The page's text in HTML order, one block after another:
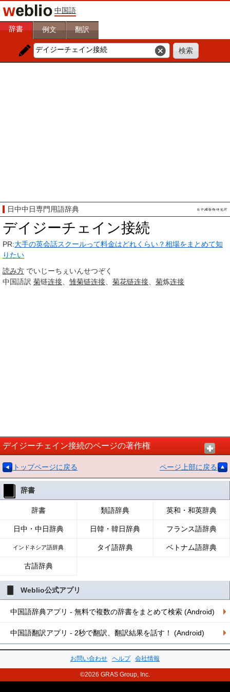
中国語
辞書 例文 翻訳
日中中日専門用語辞典
デイジーチェイン接続
PR:大手の英会話スクールって料金はどれくらい？相場をまとめて知
りたい
読み方 でいじーちぇいんせつぞく
中国語訳 菊链连接 雏菊链连接 菊花链连接 菊炼连接
デイジーチェイン接続のページの著作権
トップページに戻る ページ上部に戻る
辞書
辞書 類語辞典 英和・和英辞典
日中・中日辞典 日韓・韓日辞典 フランス語辞典
インドネシア語辞典 タイ語辞典 ベトナム語辞典
古語辞典
Weblio公式アプリ
中国語辞典アプリ - 無料で複数の辞書をまとめて検索 (Android)
中国語翻訳アプリ - 2秒で翻訳、翻訳結果を話す！ (Android)
お問い合わせ ヘルプ 会社情報
©2026 GRAS Group, Inc.